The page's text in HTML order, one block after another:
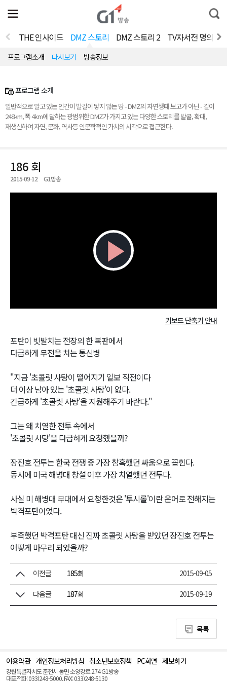
전
체
뉴
열
통
합
색
THE 인사이드 DMZ 스토리 DMZ 스토리 2 TV자서전 명의
프로그램소개 다시보기 방송정보
프로그램 소개
일반적으로 알고 있는 인간이 발길이 닿지 않는 땅 - DMZ의 자연생태 보고가 아닌 - 길이
248km, 폭 4km에 달하는 광범위한 DMZ가 가지고 있는 다양한 스토리를 발굴, 확대,
재생산하여 자연, 문화, 역사등 인문학적인 가치의 시각으로 접근한다.
186 회
2015-09-12 G1방송
Play
Video키보드 단축키 안내
포탄이 빗발치는 전장의 한 복판에서
다급하게 무전을 치는 통신병
"지금 '초콜릿 사탕이 떨어지기 일보 직전이다
더 이상 남아 있는 '초콜릿 사탕'이 없다.
긴급하게 '초콜릿 사탕'을 지원해주기 바란다."
그는 왜 치열한 전투 속에서
'초콜릿 사탕'을 다급하게 요청했을까?
장진호 전투는 한국 전쟁 중 가장 참혹했던 싸움으로 꼽힌다.
동시에 미국 해병대 창설 이후 가장 치열했던 전투다.
사실 미 해병대 부대에서 요청한것은 '투시롤'이란 은어로 전해지는
박격포탄이었다.
부족했던 박격포탄 대신 진짜 초콜릿 사탕을 받았던 장진호 전투는
어떻게 마무리 되었을까?
이전글 185회 2015-09-05
다음글 187회 2015-09-19
목록
이용약관 개인정보처리방침 청소년보호정책 PC화면 제보하기
강원특별자치도 춘천시 동면 소양강로 274 G1방송
대표전화: 033)248-5000, FAX: 033)248-5130